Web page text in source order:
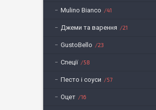
Mulino Bianco 41
Джеми та варення 21
GustoBello 23
Спеції 58
Песто і соуси 57
Оцет 16